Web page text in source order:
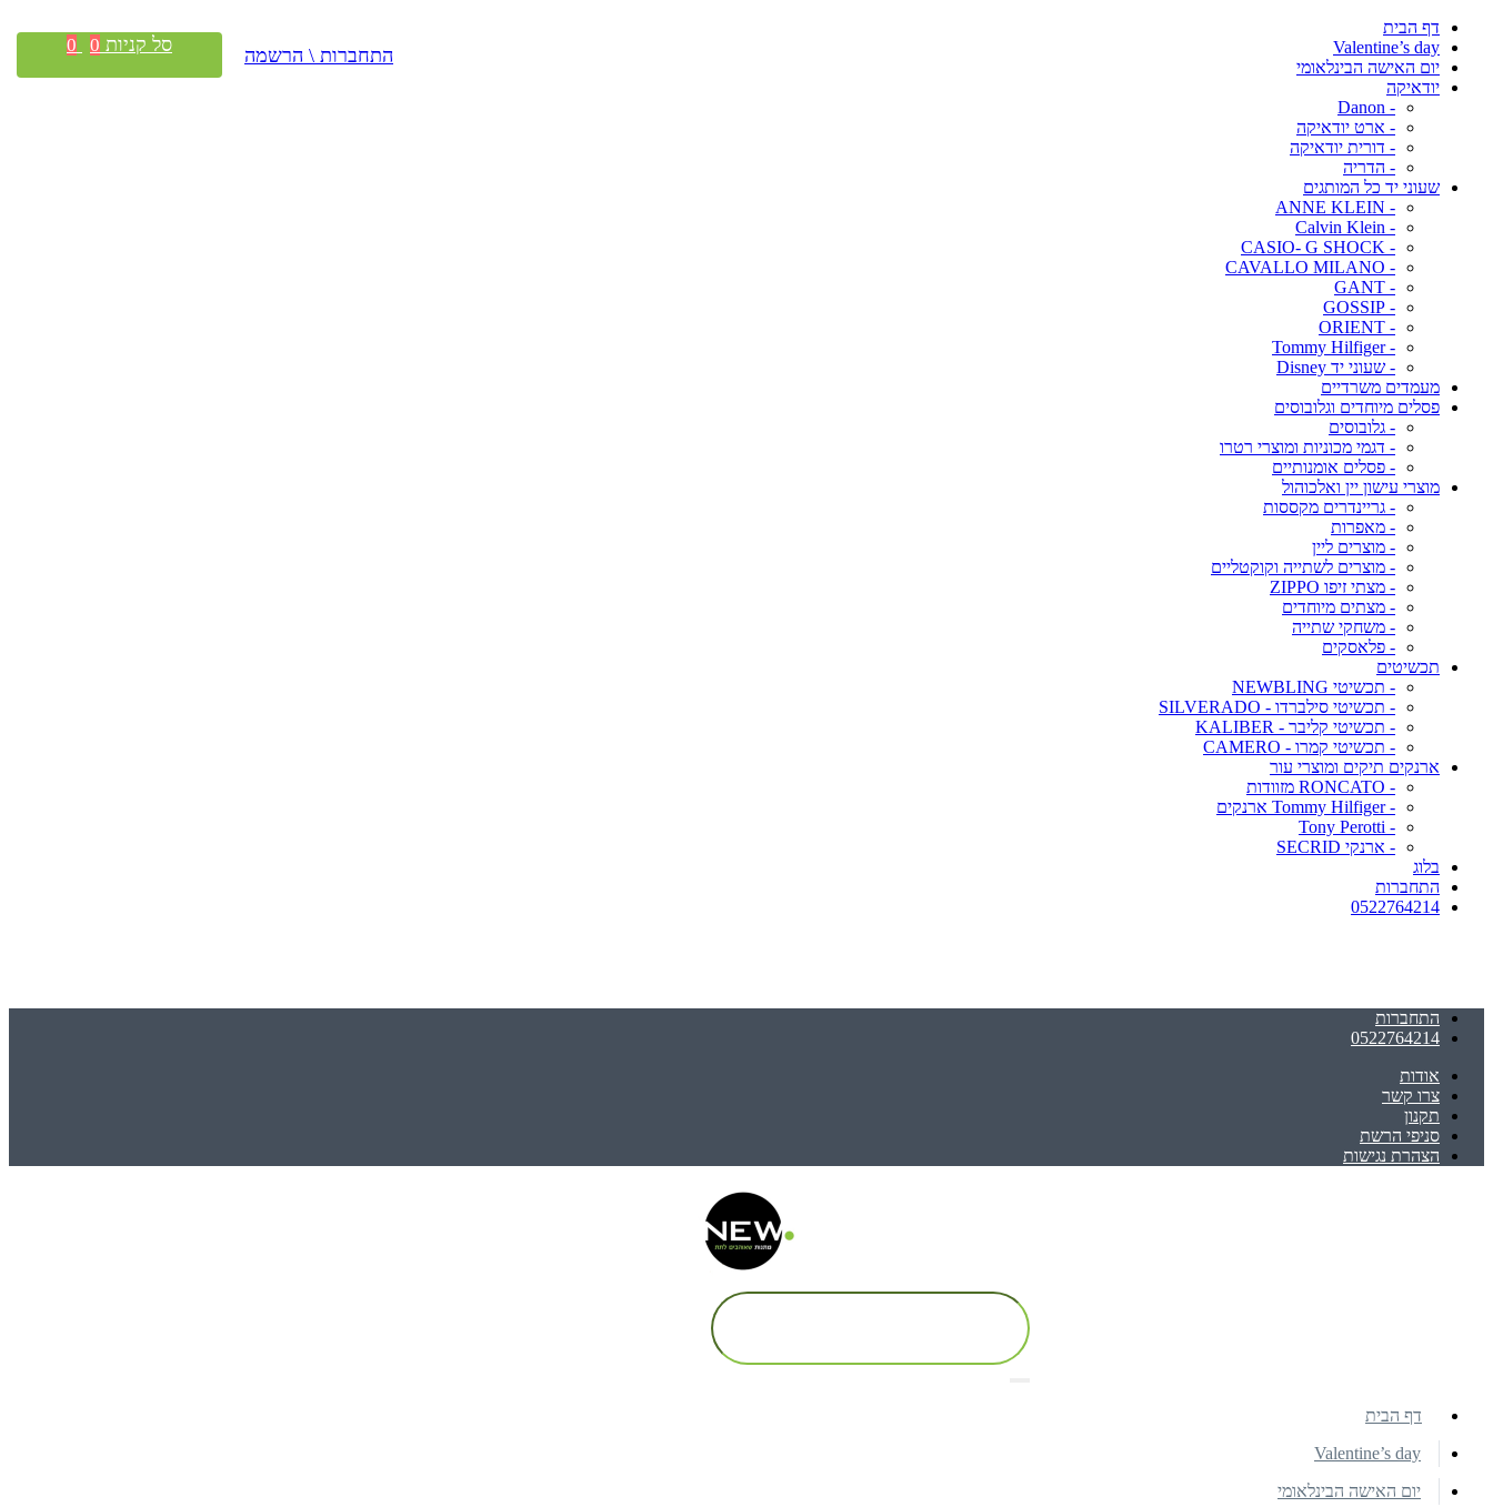
דף הבית
Valentine’s day
יום האישה הבינלאומי
יודאיקה
- Danon
- ארט יודאיקה
- דורית יודאיקה
- הדריה
שעוני יד כל המותגים
- ANNE KLEIN
- Calvin Klein
- CASIO- G SHOCK
- CAVALLO MILANO
- GANT
- GOSSIP
- ORIENT
- Tommy Hilfiger
- שעוני יד Disney
מעמדים משרדיים
פסלים מיוחדים וגלובוסים
- גלובוסים
- דגמי מכוניות ומוצרי רטרו
- פסלים אומנותיים
מוצרי עישון יין ואלכוהול
- גריינדרים מקססות
- מאפרות
- מוצרים ליין
- מוצרים לשתייה וקוקטליים
- מצתי זיפו ZIPPO
- מצתים מיוחדים
- משחקי שתייה
- פלאסקים
תכשיטים
- תכשיטי NEWBLING
- תכשיטי סילברדו - SILVERADO
- תכשיטי קליבר - KALIBER
- תכשיטי קמרו - CAMERO
ארנקים תיקים ומוצרי עור
- RONCATO מזוודות
- Tommy Hilfiger ארנקים
- Tony Perotti
- ארנקי SECRID
בלוג
התחברות
0522764214
התחברות
0522764214
אודות
צרו קשר
תקנון
סניפי הרשת
הצהרת נגישות
התחברות \ הרשמה סל קניות 0
0
דף הבית
Valentine’s day
יום האישה הבינלאומי